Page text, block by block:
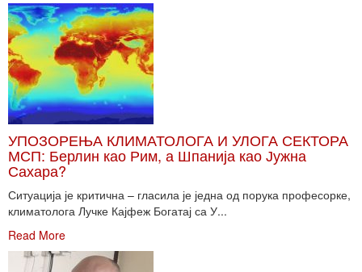
УПОЗОРЕЊА КЛИМАТОЛОГА И УЛОГА СЕКТОРА
МСП: Берлин као Рим, а Шпанија као Јужна
Сахара?
Ситуација је критична – гласила је једна од порука професорке,
климатолога Лучке Кајфеж Богатај са У...
Read More